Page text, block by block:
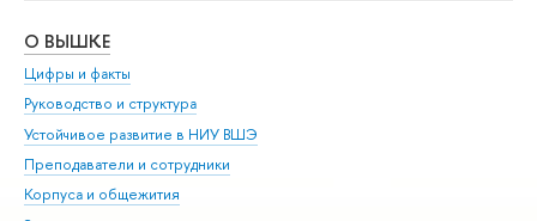
О ВЫШКЕ
Цифры и факты
Руководство и структура
Устойчивое развитие в НИУ ВШЭ
Преподаватели и сотрудники
Корпуса и общежития